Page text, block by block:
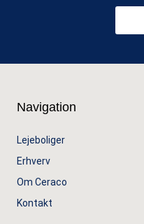
Navigation
Lejeboliger
Erhverv
Om Ceraco
Kontakt